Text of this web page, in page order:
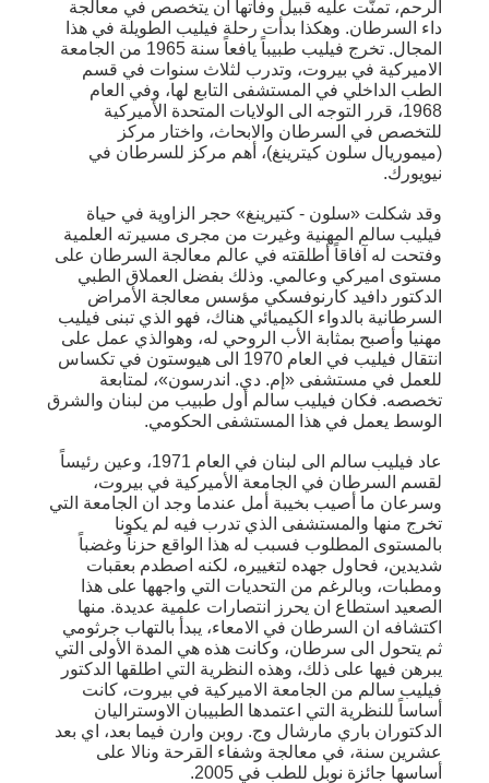
الرحم، تمنّت عليه قبيل وفاتها ان يتخصص في معالجة
داء السرطان. وهكذا بدأت رحلة فيليب الطويلة في هذا
المجال. تخرج فيليب طبيباً يافعاً سنة 1965 من الجامعة
الاميركية في بيروت، وتدرب لثلاث سنوات في قسم
الطب الداخلي في المستشفى التابع لها، وفي العام
1968، قرر التوجه الى الولايات المتحدة الأميركية
للتخصص في السرطان والابحاث، واختار مركز
(ميموريال سلون كيترينغ)، أهم مركز للسرطان في
نيويورك.
وقد شكلت «سلون - كتيرينغ» حجر الزاوية في حياة
فيليب سالم المهنية وغيرت من مجرى مسيرته العلمية
وفتحت له آفاقاً أطلقته في عالم معالجة السرطان على
مستوى اميركي وعالمي. وذلك بفضل العملاق الطبي
الدكتور دافيد كارنوفسكي مؤسس معالجة الأمراض
السرطانية بالدواء الكيميائي هناك، فهو الذي تبنى فيليب
مهنيا وأصبح بمثابة الأب الروحي له، وهوالذي عمل على
انتقال فيليب في العام 1970 الى هيوستون في تكساس
للعمل في مستشفى «إم. دي. اندرسون»، لمتابعة
تخصصه. فكان فيليب سالم أول طبيب من لبنان والشرق
الوسط يعمل في هذا المستشفى الحكومي.
عاد فيليب سالم الى لبنان في العام 1971، وعين رئيساً
لقسم السرطان في الجامعة الأميركية في بيروت،
وسرعان ما أصيب بخيبة أمل عندما وجد ان الجامعة التي
تخرج منها والمستشفى الذي تدرب فيه لم يكونا
بالمستوى المطلوب فسبب له هذا الواقع حزناً وغضباً
شديدين، فحاول جهده لتغييره، لكنه اصطدم بعقبات
ومطبات، وبالرغم من التحديات التي واجهها على هذا
الصعيد استطاع ان يحرز انتصارات علمية عديدة. منها
اكتشافه ان السرطان في الامعاء، يبدأ بالتهاب جرثومي
ثم يتحول الى سرطان، وكانت هذه هي المدة الأولى التي
يبرهن فيها على ذلك، وهذه النظرية التي اطلقها الدكتور
فيليب سالم من الجامعة الاميركية في بيروت، كانت
أساساً للنظرية التي اعتمدها الطبيبان الاوستراليان
الدكتوران باري مارشال وج. روبن وارن فيما بعد، اي بعد
عشرين سنة، في معالجة وشفاء القرحة ونالا على
أساسها جائزة نوبل للطب في 2005.